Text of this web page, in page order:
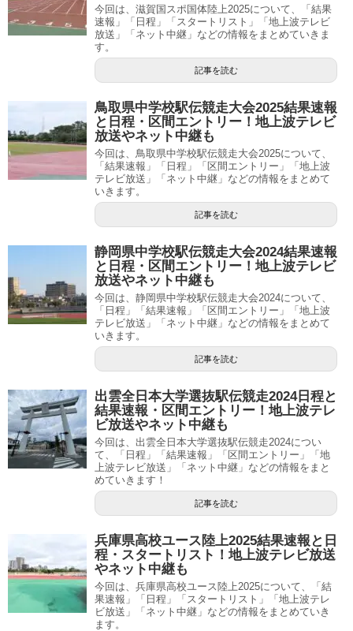
今回は、滋賀国スポ国体陸上2025について、「結果
速報」「日程」「スタートリスト」「地上波テレビ
放送」「ネット中継」などの情報をまとめていきま
す。
記事を読む
鳥取県中学校駅伝競走大会2025結果速報
と日程・区間エントリー！地上波テレビ
放送やネット中継も
今回は、鳥取県中学校駅伝競走大会2025について、
「結果速報」「日程」「区間エントリー」「地上波
テレビ放送」「ネット中継」などの情報をまとめて
いきます。
記事を読む
静岡県中学校駅伝競走大会2024結果速報
と日程・区間エントリー！地上波テレビ
放送やネット中継も
今回は、静岡県中学校駅伝競走大会2024について、
「日程」「結果速報」「区間エントリー」「地上波
テレビ放送」「ネット中継」などの情報をまとめて
いきます。
記事を読む
出雲全日本大学選抜駅伝競走2024日程と
結果速報・区間エントリー！地上波テレ
ビ放送やネット中継も
今回は、出雲全日本大学選抜駅伝競走2024につい
て、「日程」「結果速報」「区間エントリー」「地
上波テレビ放送」「ネット中継」などの情報をまと
めていきます！
記事を読む
兵庫県高校ユース陸上2025結果速報と日
程・スタートリスト！地上波テレビ放送
やネット中継も
今回は、兵庫県高校ユース陸上2025について、「結
果速報」「日程」「スタートリスト」「地上波テレ
ビ放送」「ネット中継」などの情報をまとめていき
ます。